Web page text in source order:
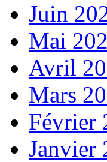
Juin
Mai
Avril
Mars
Février
Janvier